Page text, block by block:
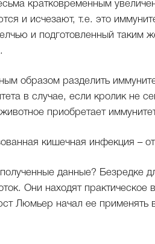
кратковременным
и исчезают, т.е. это
и подготовленный таким
образом разделить
в случае, если кролик не
приобретает
кишечная инфекция –
полученные данные? Безредке
Они находят практическое
Люмьер начал ее применять